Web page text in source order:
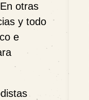
otras
y todo
e